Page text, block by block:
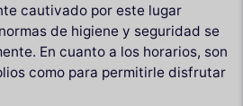
cautivado por este lugar
de higiene y seguridad se
En cuanto a los horarios, son
como para permitirle disfrutar